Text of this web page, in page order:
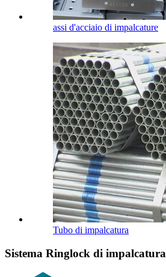
assi d'acciaio di impalcature
Tubo di impalcatura
Sistema Ringlock di impalcatura